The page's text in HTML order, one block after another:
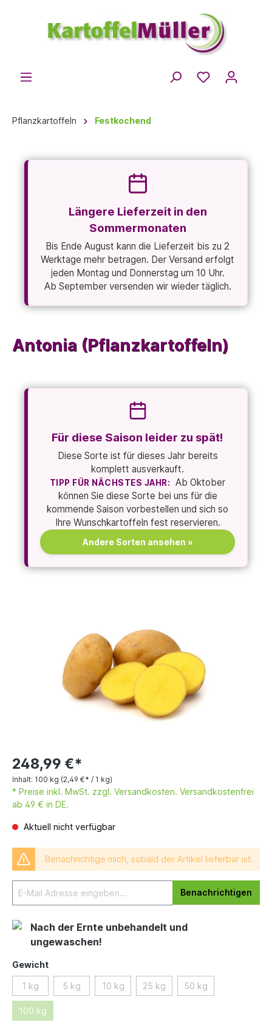
Pflanzkartoffeln Festkochend
Längere Lieferzeit in den
Sommermonaten
Bis Ende August kann die Lieferzeit bis zu 2
Werktage mehr betragen. Der Versand erfolgt
jeden Montag und Donnerstag um 10 Uhr.
Ab September versenden wir wieder täglich.
Antonia (Pflanzkartoffeln)
Für diese Saison leider zu spät!
Diese Sorte ist für dieses Jahr bereits
komplett ausverkauft.
TIPP FÜR NÄCHSTES JAHR:
Ab Oktober
können Sie diese Sorte bei uns für die
kommende Saison vorbestellen und sich so
Ihre Wunschkartoffeln fest reservieren.
Andere Sorten ansehen »
248,99 €*
Inhalt: 100 kg (2,49 €* / 1 kg)
* Preise inkl. MwSt. zzgl. Versandkosten. Versandkostenfrei
ab 49 € in DE.
Aktuell nicht verfügbar
Benachrichtige mich, sobald der Artikel lieferbar ist.
Benachrichtigen
Nach der Ernte unbehandelt und
ungewaschen!
Gewicht
1 kg 5 kg 10 kg 25 kg 50 kg
100 kg